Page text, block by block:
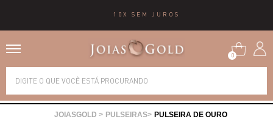
10X SEM JUROS
0
PULSEIRAS PULSEIRA DE OURO
Alianças